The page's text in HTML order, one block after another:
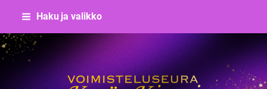
Siirry
sisältöön
Haku ja valikko